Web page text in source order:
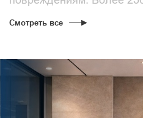
Смотреть все